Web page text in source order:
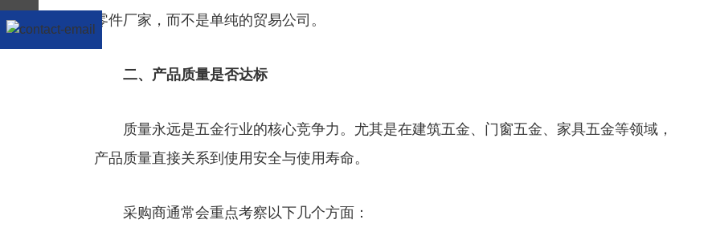
零件厂家，而不是单纯的贸易公司。
二、产品质量是否达标
质量永远是五金行业的核心竞争力。尤其是在建筑五金、门窗五金、家具五金等领域，
产品质量直接关系到使用安全与使用寿命。
采购商通常会重点考察以下几个方面：